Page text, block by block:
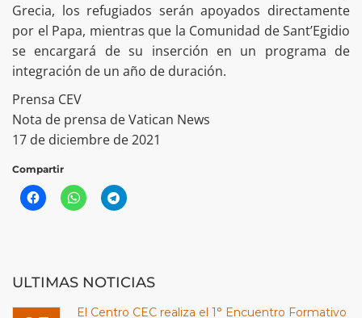
Grecia, los refugiados serán apoyados directamente
por el Papa, mientras que la Comunidad de Sant’Egidio
se encargará de su inserción en un programa de
integración de un año de duración.
Prensa CEV
Nota de prensa de Vatican News
17 de diciembre de 2021
Compartir
ULTIMAS NOTICIAS
El Centro CEC realiza el 1° Encuentro Formativo